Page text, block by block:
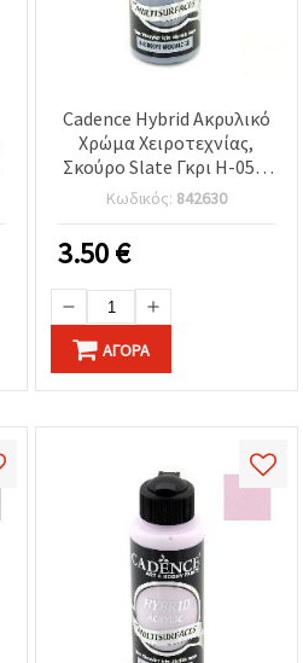
Cadence Hybrid Ακρυλικό
Χρώμα Χειροτεχνίας,
Σκούρο Slate Γκρι H-058,
120 ml
Κωδικός: 842630
3.50€
ΑΓΟΡΆ